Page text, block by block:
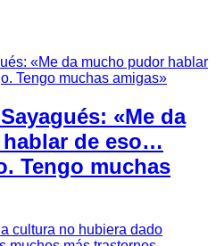
«Me da
de eso…
Tengo muchas